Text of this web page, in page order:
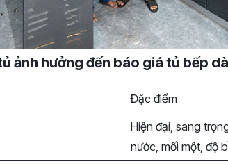
ảnh hưởng đến báo giá tủ bếp
Đặc điểm
Hiện đại, sang
nước, mối một, độ